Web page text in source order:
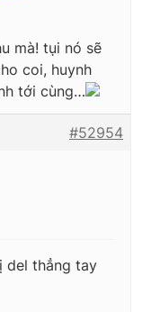
mà! tụi nó sẽ
coi, huynh
tới cùng…
#52954
del thẳng tay